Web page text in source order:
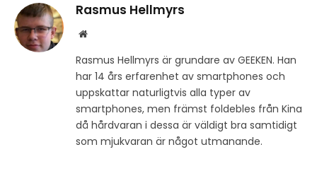
Rasmus Hellmyrs
Website
Rasmus Hellmyrs är grundare av GEEKEN. Han
har 14 års erfarenhet av smartphones och
uppskattar naturligtvis alla typer av
smartphones, men främst foldebles från Kina
då hårdvaran i dessa är väldigt bra samtidigt
som mjukvaran är något utmanande.